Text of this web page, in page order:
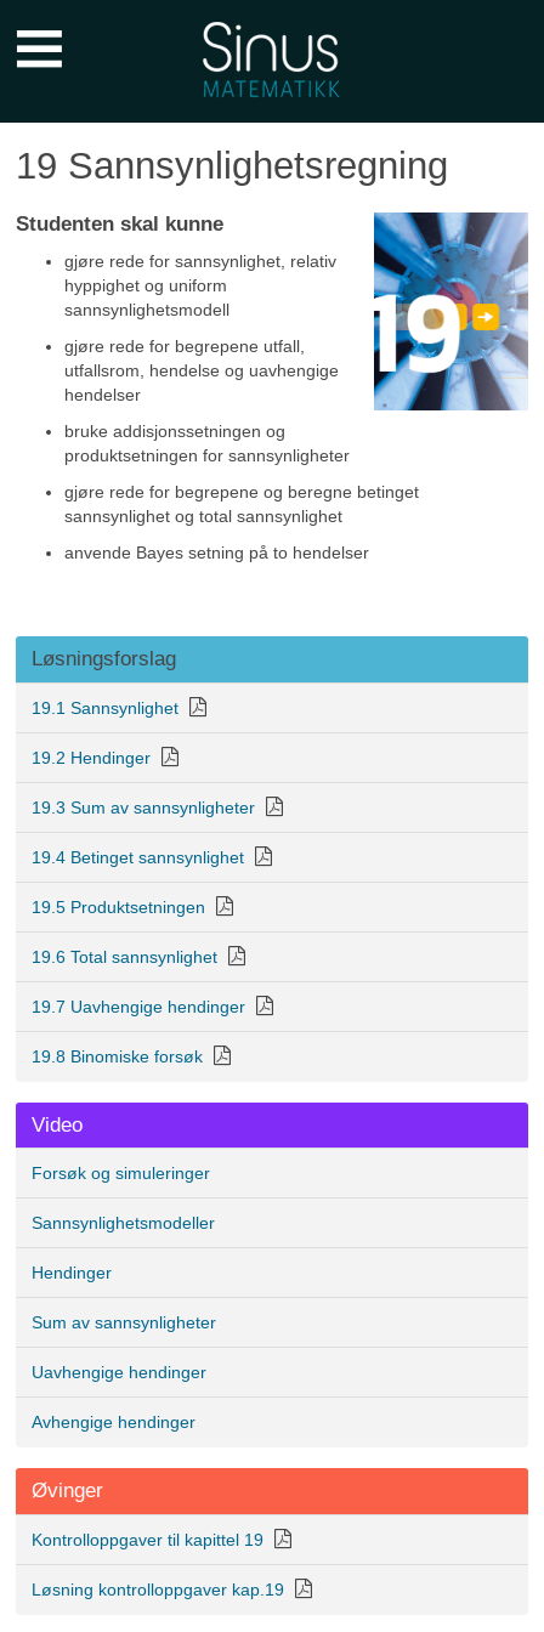
Hovedmeny
Forkurs
19 Sannsynlighetsregning
Studenten skal kunne
gjøre rede for sannsynlighet, relativ
hyppighet og uniform
sannsynlighetsmodell
gjøre rede for begrepene utfall,
utfallsrom, hendelse og uavhengige
hendelser
bruke addisjonssetningen og
produktsetningen for sannsynligheter
gjøre rede for begrepene og beregne betinget
sannsynlighet og total sannsynlighet
anvende Bayes setning på to hendelser
Løsningsforslag
19.1 Sannsynlighet
19.2 Hendinger
19.3 Sum av sannsynligheter
19.4 Betinget sannsynlighet
19.5 Produktsetningen
19.6 Total sannsynlighet
19.7 Uavhengige hendinger
19.8 Binomiske forsøk
Video
Forsøk og simuleringer
Sannsynlighetsmodeller
Hendinger
Sum av sannsynligheter
Uavhengige hendinger
Avhengige hendinger
Øvinger
Kontrolloppgaver til kapittel 19
Løsning kontrolloppgaver kap.19